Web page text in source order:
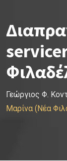
Γεώργιος Φ.
Μαρίνα (Νέα